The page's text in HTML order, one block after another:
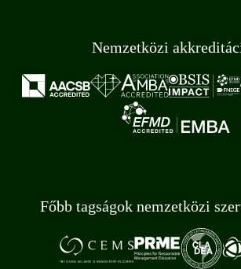
Nemzetközi
Főbb tagságok nemzetközi